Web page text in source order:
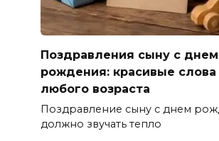
Поздравления сыну с днем
рождения: красивые
любого возраста
Поздравление сыну с днем
должно звучать тепло